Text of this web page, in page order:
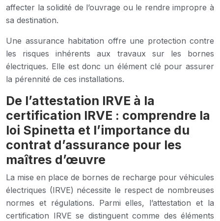
affecter la solidité de l’ouvrage ou le rendre impropre à
sa destination.
Une assurance habitation offre une protection contre
les risques inhérents aux travaux sur les bornes
électriques. Elle est donc un élément clé pour assurer
la pérennité de ces installations.
De l’attestation IRVE à la
certification IRVE : comprendre la
loi Spinetta et l’importance du
contrat d’assurance pour les
maîtres d’œuvre
La mise en place de bornes de recharge pour véhicules
électriques (IRVE) nécessite le respect de nombreuses
normes et régulations. Parmi elles, l’attestation et la
certification IRVE se distinguent comme des éléments